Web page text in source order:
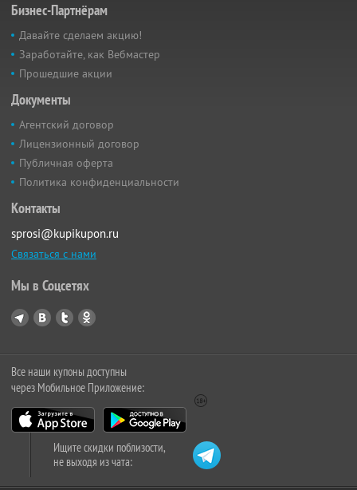
Бизнес-Партнёрам
Давайте сделаем акцию!
Заработайте, как Вебмастер
Прошедшие акции
Документы
Агентский договор
Лицензионный договор
Публичная оферта
Политика конфиденциальности
Контакты
sprosi@kupikupon.ru
Связаться с нами
Мы в Соцсетях
Все наши купоны доступны
через Мобильное Приложение:
Ищите скидки поблизости,
не выходя из чата: